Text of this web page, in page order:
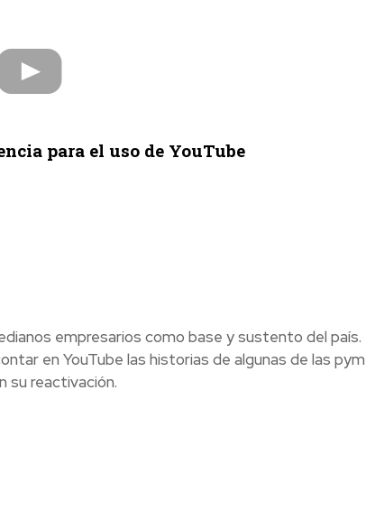
para el uso de YouTube
empresarios como base y sustento del país.
en YouTube las historias de algunas de las
su reactivación.